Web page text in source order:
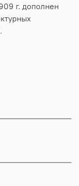
г. дополнен